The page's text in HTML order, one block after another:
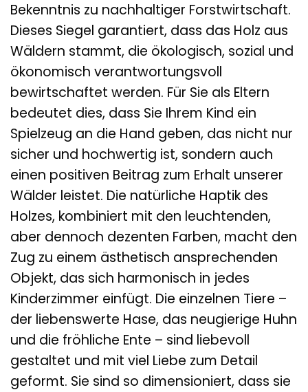
Bekenntnis zu nachhaltiger Forstwirtschaft.
Dieses Siegel garantiert, dass das Holz aus
Wäldern stammt, die ökologisch, sozial und
ökonomisch verantwortungsvoll
bewirtschaftet werden. Für Sie als Eltern
bedeutet dies, dass Sie Ihrem Kind ein
Spielzeug an die Hand geben, das nicht nur
sicher und hochwertig ist, sondern auch
einen positiven Beitrag zum Erhalt unserer
Wälder leistet. Die natürliche Haptik des
Holzes, kombiniert mit den leuchtenden,
aber dennoch dezenten Farben, macht den
Zug zu einem ästhetisch ansprechenden
Objekt, das sich harmonisch in jedes
Kinderzimmer einfügt. Die einzelnen Tiere –
der liebenswerte Hase, das neugierige Huhn
und die fröhliche Ente – sind liebevoll
gestaltet und mit viel Liebe zum Detail
geformt. Sie sind so dimensioniert, dass sie